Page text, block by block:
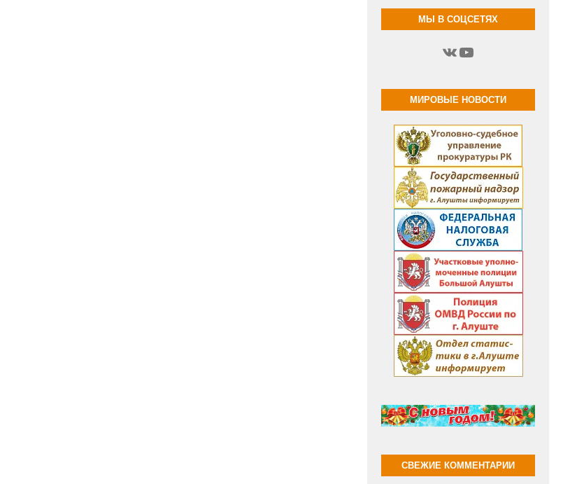
МЫ В СОЦСЕТЯХ
ВКонтакте
YouTube
МИРОВЫЕ НОВОСТИ
СВЕЖИЕ КОММЕНТАРИИ